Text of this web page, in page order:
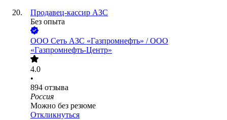
Продавец-кассир АЗС
Без опыта
ООО Сеть АЗС «Газпромнефть» / ООО
«Газпромнефть-Центр»
4.0
•
894 отзыва
Россия
Можно без резюме
Откликнуться